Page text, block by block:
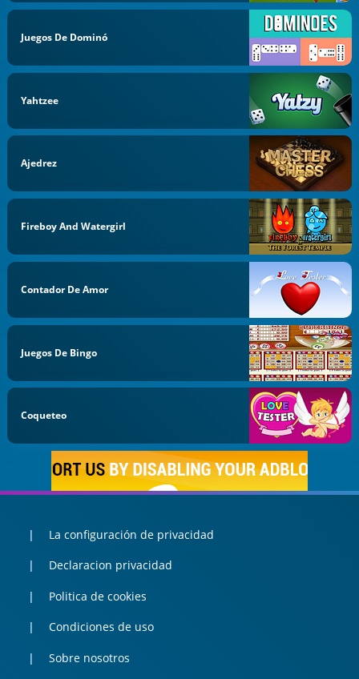
Juegos De Dominó
Yahtzee
Ajedrez
Fireboy And Watergirl
Contador De Amor
Juegos De Bingo
Coqueteo
La configuración de privacidad
Declaracion privacidad
Politica de cookies
Condiciones de uso
Sobre nosotros